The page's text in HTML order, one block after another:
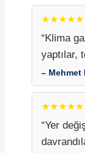
★★★★★
“Klima
yaptılar,
– Mehmet
★★★★★
“Yer